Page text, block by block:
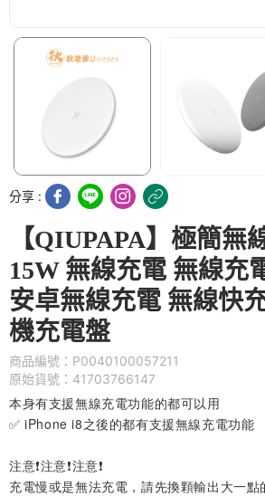
分享 :
【QIUPAPA】極簡無
15W 無線充電 無線充
安卓無線充電 無線快
機充電盤
商品編號：P0040100057211
原始貨號：41703766147
本身有支援無線充電功能的都可以用
✅ iPhone i8之後的都有支援無線充電功能
注意❗注意❗注意❗
充電慢或是無法充電，請先換顆輸出大一點